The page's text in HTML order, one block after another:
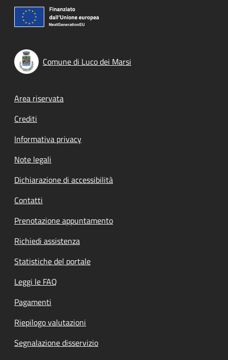
Comune di Luco dei Marsi
Footer menu
Area riservata
Crediti
Informativa privacy
Note legali
Dichiarazione di accessibilità
Contatti
Prenotazione appuntamento
Richiedi assistenza
Statistiche del portale
Leggi le FAQ
Pagamenti
Riepilogo valutazioni
Segnalazione disservizio